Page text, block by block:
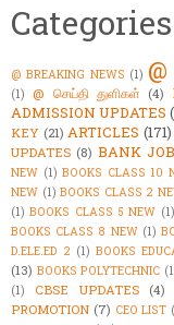
Categories
@ BREAKING NEWS (1)
(1) @ செய்தி துளிகள் (4)
ADMISSION UPDATES
KEY (21) ARTICLES (171)
UPDATES (8) BANK
NEW (1) BOOKS CLASS 10
NEW (1) BOOKS CLASS 2
(1) BOOKS CLASS 5 NEW (1)
BOOKS CLASS 8 NEW (1)
D.ELE.ED 2 (1) BOOKS
(13) BOOKS POLYTECHNIC
(1)
CBSE UPDATES (4)
PROMOTION (7) CEO LIST